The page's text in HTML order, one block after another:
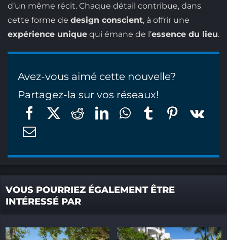
d’un même récit. Chaque détail contribue, dans
cette forme de design conscient, à offrir une
expérience uniquequi émane de l’essence du lieu.
Avez-vous aimé cette nouvelle?
Partagez-la sur vos réseaux!
VOUS POURRIEZ ÉGALEMENT ÊTRE
INTÉRESSÉ PAR